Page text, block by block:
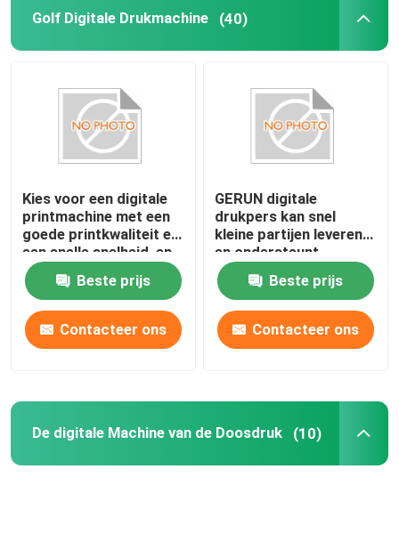
Golf Digitale Drukmachine (40)
Kies voor een digitale
printmachine met een
goede printkwaliteit en
een snelle snelheid, en
natuurlijk voor Gerium.
Beste prijs
Contacteer ons
GERUN digitale
drukpers kan snel
kleine partijen leveren
en ondersteunt
gepersonaliseerde
gepersonaliseerde
verpakkingsdruk
Beste prijs
Contacteer ons
De digitale Machine van de Doosdruk (10)